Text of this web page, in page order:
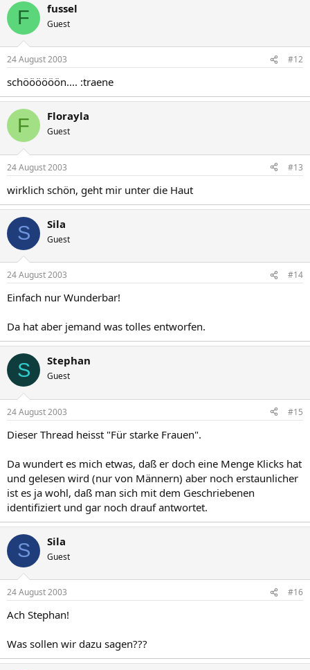
F fussel
Guest
24 August 2003 #12
schöööööön.... :traene
F Florayla
Guest
24 August 2003 #13
wirklich schön, geht mir unter die Haut
S Sila
Guest
24 August 2003 #14
Einfach nur Wunderbar!
Da hat aber jemand was tolles entworfen.
S Stephan
Guest
24 August 2003 #15
Dieser Thread heisst "Für starke Frauen".
Da wundert es mich etwas, daß er doch eine Menge Klicks hat
und gelesen wird (nur von Männern) aber noch erstaunlicher
ist es ja wohl, daß man sich mit dem Geschriebenen
identifiziert und gar noch drauf antwortet.
S Sila
Guest
24 August 2003 #16
Ach Stephan!
Was sollen wir dazu sagen???